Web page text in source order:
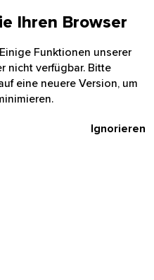
Ihren Browser
Funktionen unserer
nicht verfügbar. Bitte
eine neuere Version, um
Ignorieren